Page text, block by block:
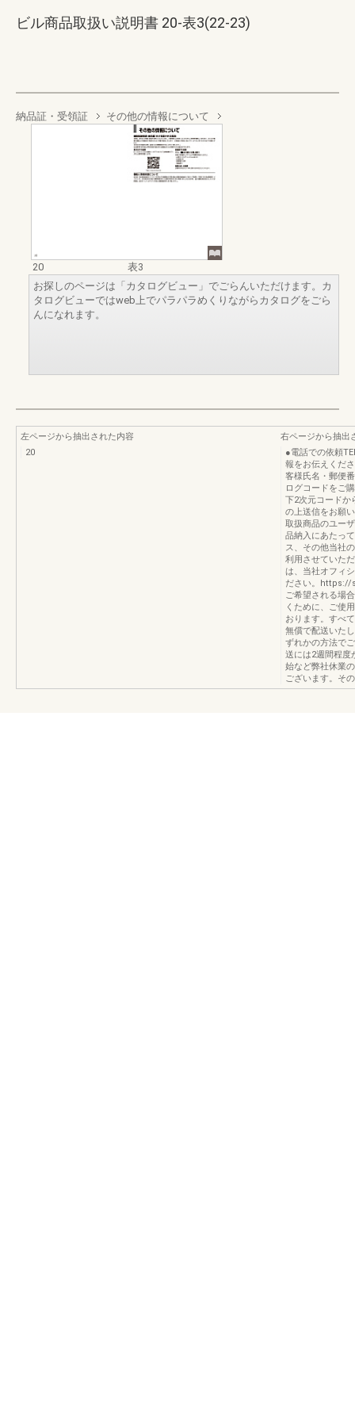
ビル商品取扱い説明書 20-表3(22-23)
納品証・受領証 その他の情報について
20
表3
お探しのページは「カタログビュー」でごらんいただけます。カ
タログビューではweb上でパラパラめくりながらカタログをごら
んになれます。
左ページから抽出された内容
20
右ページから抽出
●電話での依頼
報をお伝えくだ
客様氏名・郵便
ログコードをご
下2次元コードか
の上送信をお願
取扱商品のユー
品納入にあたっ
ス、その他当社
利用させていた
は、当社オフィ
ださい。https://
ご希望される場
くために、ご使
おります。すべ
無償で配送いた
ずれかの方法で
送には2週間程度
始など弊社休業
ございます。そ